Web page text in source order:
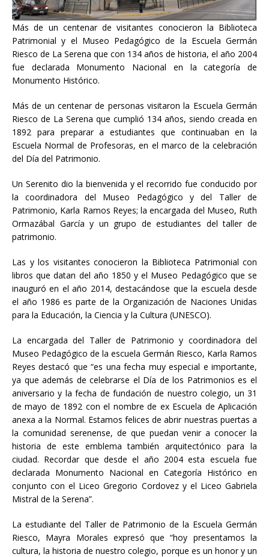
Más de un centenar de visitantes conocieron la Biblioteca
Patrimonial y el Museo Pedagógico de la Escuela Germán
Riesco de La Serena que con 134 años de historia, el año 2004
fue declarada Monumento Nacional en la categoría de
Monumento Histórico.
Más de un centenar de personas visitaron la Escuela Germán
Riesco de La Serena que cumplió 134 años, siendo creada en
1892 para preparar a estudiantes que continuaban en la
Escuela Normal de Profesoras, en el marco de la celebración
del Día del Patrimonio.
Un Serenito dio la bienvenida y el recorrido fue conducido por
la coordinadora del Museo Pedagógico y del Taller de
Patrimonio, Karla Ramos Reyes; la encargada del Museo, Ruth
Ormazábal García y un grupo de estudiantes del taller de
patrimonio.
Las y los visitantes conocieron la Biblioteca Patrimonial con
libros que datan del año 1850 y el Museo Pedagógico que se
inauguró en el año 2014, destacándose que la escuela desde
el año 1986 es parte de la Organización de Naciones Unidas
para la Educación, la Ciencia y la Cultura (UNESCO).
La encargada del Taller de Patrimonio y coordinadora del
Museo Pedagógico de la escuela Germán Riesco, Karla Ramos
Reyes destacó que “es una fecha muy especial e importante,
ya que además de celebrarse el Día de los Patrimonios es el
aniversario y la fecha de fundación de nuestro colegio, un 31
de mayo de 1892 con el nombre de ex Escuela de Aplicación
anexa a la Normal. Estamos felices de abrir nuestras puertas a
la comunidad serenense, de que puedan venir a conocer la
historia de este emblema también arquitectónico para la
ciudad. Recordar que desde el año 2004 esta escuela fue
declarada Monumento Nacional en Categoría Histórico en
conjunto con el Liceo Gregorio Cordovez y el Liceo Gabriela
Mistral de la Serena”.
La estudiante del Taller de Patrimonio de la Escuela Germán
Riesco, Mayra Morales expresó que “hoy presentamos la
cultura, la historia de nuestro colegio, porque es un honor y un